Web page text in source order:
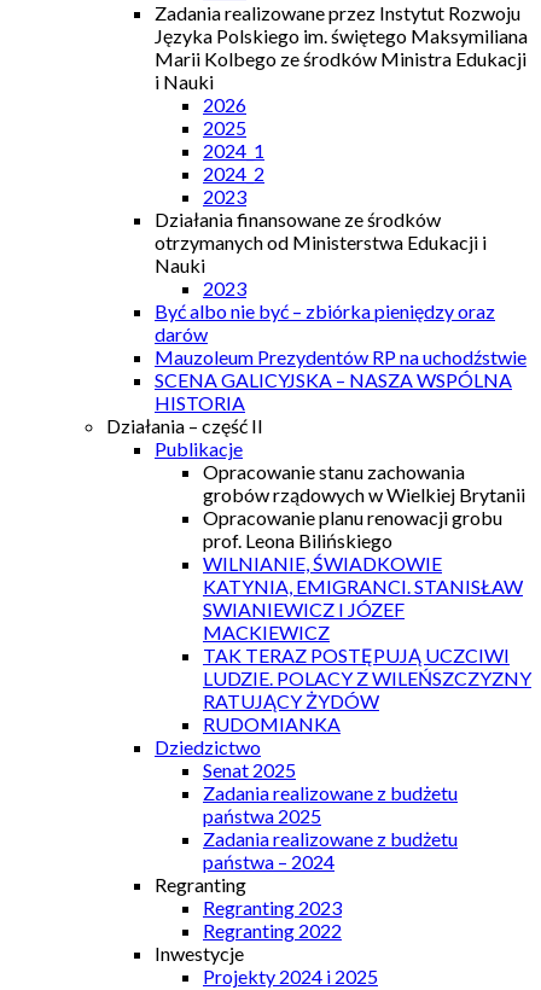
Zadania realizowane przez Instytut Rozwoju
Języka Polskiego im. świętego Maksymiliana
Marii Kolbego ze środków Ministra Edukacji
i Nauki
2026
2025
2024_1
2024_2
2023
Działania finansowane ze środków
otrzymanych od Ministerstwa Edukacji i
Nauki
2023
Być albo nie być – zbiórka pieniędzy oraz
darów
Mauzoleum Prezydentów RP na uchodźstwie
SCENA GALICYJSKA – NASZA WSPÓLNA
HISTORIA
Działania – część II
Publikacje
Opracowanie stanu zachowania
grobów rządowych w Wielkiej Brytanii
Opracowanie planu renowacji grobu
prof. Leona Bilińskiego
WILNIANIE, ŚWIADKOWIE
KATYNIA, EMIGRANCI. STANISŁAW
SWIANIEWICZ I JÓZEF
MACKIEWICZ
TAK TERAZ POSTĘPUJĄ UCZCIWI
LUDZIE. POLACY Z WILEŃSZCZYZNY
RATUJĄCY ŻYDÓW
RUDOMIANKA
Dziedzictwo
Senat 2025
Zadania realizowane z budżetu
państwa 2025
Zadania realizowane z budżetu
państwa – 2024
Regranting
Regranting 2023
Regranting 2022
Inwestycje
Projekty 2024 i 2025